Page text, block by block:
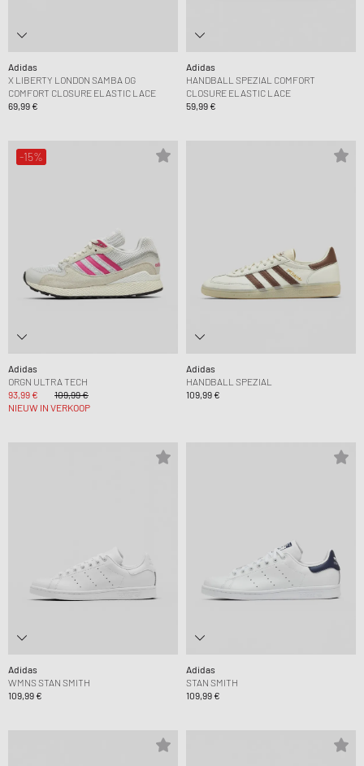
Adidas
X LIBERTY LONDON SAMBA OG
COMFORT CLOSURE ELASTIC LACE
69,99 €
Adidas
HANDBALL SPEZIAL COMFORT
CLOSURE ELASTIC LACE
59,99 €
-15%
Adidas
ORGN ULTRA TECH
93,99 €
109,99 €
NIEUW IN VERKOOP
Adidas
HANDBALL SPEZIAL
109,99 €
Adidas
WMNS STAN SMITH
109,99 €
Adidas
STAN SMITH
109,99 €